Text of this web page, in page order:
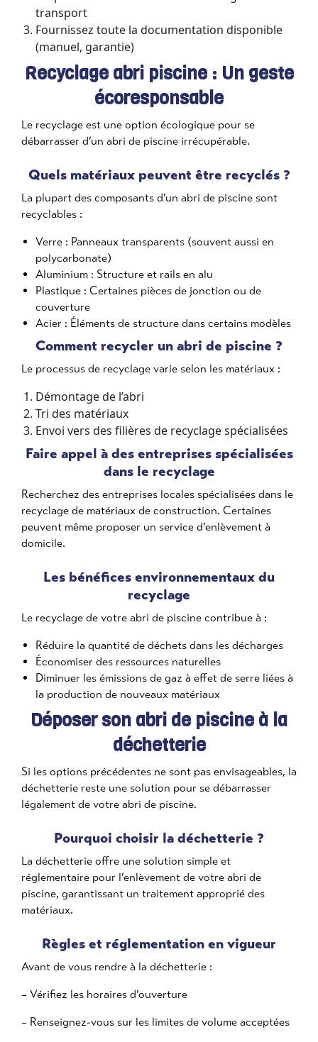
transport
Fournissez toute la documentation disponible
(manuel, garantie)
Recyclage abri piscine : Un geste
écoresponsable
Le recyclage est une option écologique pour se
débarrasser d’un abri de piscine irrécupérable.
Quels matériaux peuvent être recyclés ?
La plupart des composants d’un abri de piscine sont
recyclables :
Verre : Panneaux transparents (souvent aussi en
polycarbonate)
Aluminium : Structure et rails en alu
Plastique : Certaines pièces de jonction ou de
couverture
Acier : Éléments de structure dans certains modèles
Comment recycler un abri de piscine ?
Le processus de recyclage varie selon les matériaux :
Démontage de l’abri
Tri des matériaux
Envoi vers des filières de recyclage spécialisées
Faire appel à des entreprises spécialisées
dans le recyclage
Recherchez des entreprises locales spécialisées dans le
recyclage de matériaux de construction. Certaines
peuvent même proposer un service d’enlèvement à
domicile.
Les bénéfices environnementaux du
recyclage
Le recyclage de votre abri de piscine contribue à :
Réduire la quantité de déchets dans les décharges
Économiser des ressources naturelles
Diminuer les émissions de gaz à effet de serre liées à
la production de nouveaux matériaux
Déposer son abri de piscine à la
déchetterie
Si les options précédentes ne sont pas envisageables, la
déchetterie reste une solution pour se débarrasser
légalement de votre abri de piscine.
Pourquoi choisir la déchetterie ?
La déchetterie offre une solution simple et
réglementaire pour l’enlèvement de votre abri de
piscine, garantissant un traitement approprié des
matériaux.
Règles et réglementation en vigueur
Avant de vous rendre à la déchetterie :
– Vérifiez les horaires d’ouverture
– Renseignez-vous sur les limites de volume acceptées